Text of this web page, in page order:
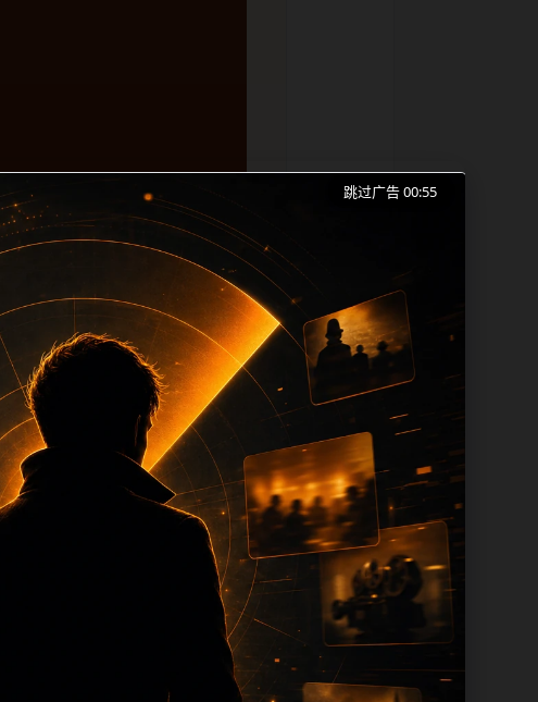
不打烊手机版入口、网红爆料和同类长尾需求
的成本。内容更新时优先保留真实可点击入
度，同时帮助 sitemap、栏目页、首页推荐形
、正文、图片 alt、title
description 长度过滤。如果同一主题下有多个
感。页面底部保留同类推荐、上一篇下一篇和
息：入口是否稳定、同栏目还有哪些可继续阅
跳过广告 00:55